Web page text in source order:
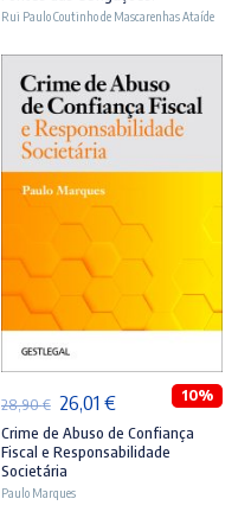
Rui Paulo Coutinho de Mascarenhas Ataíde
ADICIONAR
28,90€ O
preço
original
era:
26,01 €O
preço
atual
10%
Crime de Abuso de Confiança
Fiscal e Responsabilidade
Societária
Paulo Marques